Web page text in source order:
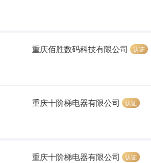
重庆佰胜数码科技有限公司 认证
重庆十阶梯电器有限公司 认证
重庆十阶梯电器有限公司 认证